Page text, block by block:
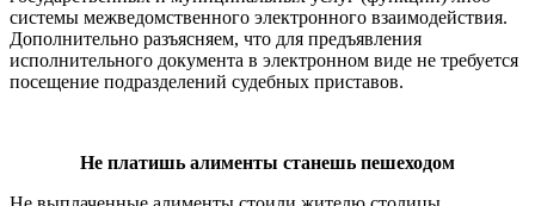
системы межведомственного электронного взаимодействия.
Дополнительно разъясняем, что для предъявления
исполнительного документа в электронном виде не требуется
посещение подразделений судебных приставов.
Не платишь алименты станешь пешеходом